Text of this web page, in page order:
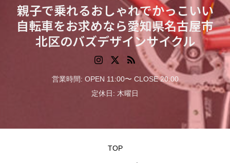
親子で乗れるおしゃれでかっこいい
自転車をお求めなら愛知県名古屋市
北区のバズデザインサイクル
営業時間: OPEN 11:00〜 CLOSE 20:00
定休日: 木曜日
TOP